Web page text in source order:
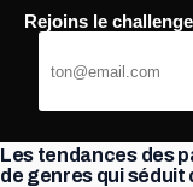
Passer
Les tendances des
de genres qui séduit
Rejoins le